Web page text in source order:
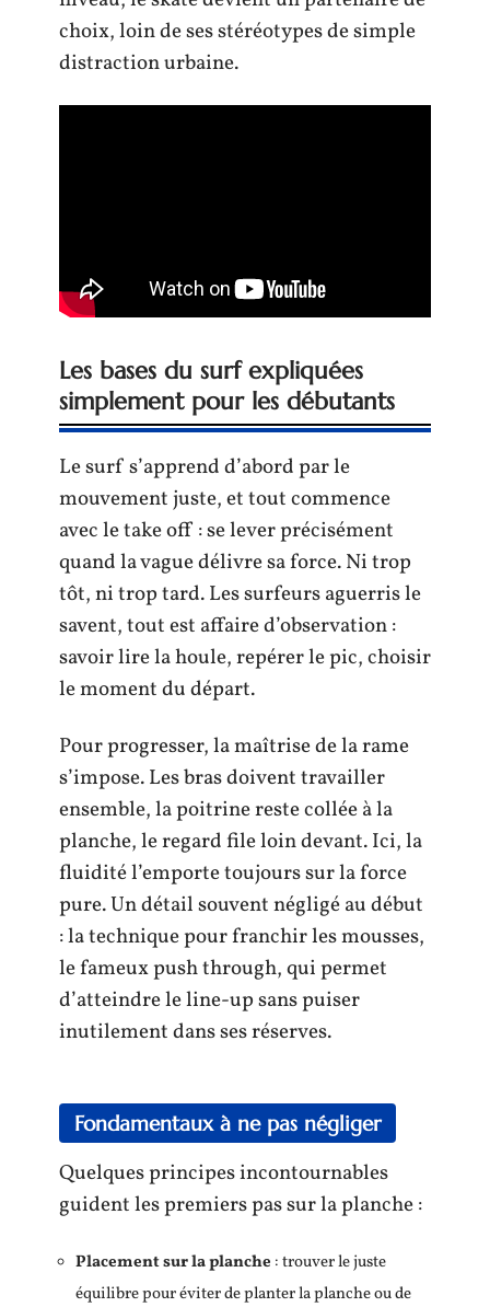
choix, loin de ses stéréotypes de simple
distraction urbaine.
Les bases du surf expliquées
simplement pour les débutants
Le surf s’apprend d’abord par le
mouvement juste, et tout commence
avec le take off : se lever précisément
quand la vague délivre sa force. Ni trop
tôt, ni trop tard. Les surfeurs aguerris le
savent, tout est affaire d’observation :
savoir lire la houle, repérer le pic, choisir
le moment du départ.
Pour progresser, la maîtrise de la rame
s’impose. Les bras doivent travailler
ensemble, la poitrine reste collée à la
planche, le regard file loin devant. Ici, la
fluidité l’emporte toujours sur la force
pure. Un détail souvent négligé au début
: la technique pour franchir les mousses,
le fameux push through, qui permet
d’atteindre le line-up sans puiser
inutilement dans ses réserves.
Fondamentaux à ne pas négliger
Quelques principes incontournables
guident les premiers pas sur la planche :
Placement sur la planche : trouver le juste
équilibre pour éviter de planter la planche ou de